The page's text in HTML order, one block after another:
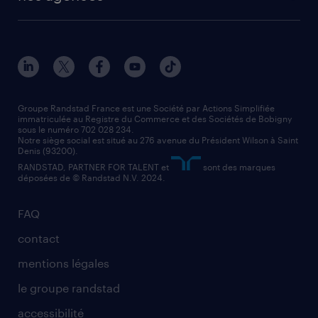
manutentionnaire
assistant administratif
comptable
solutions opérationnelles
contact entreprise
faq intérim / recrutement
nos agences par ville
nos agences par région
nos cabinets de recrutement
FAQ
contact
mentions légales
le groupe randstad
accessibilité
Groupe Randstad France est une Société par Actions Simplifiée
immatriculée au Registre du Commerce et des Sociétés de Bobigny
sous le numéro 702 028 234.
Notre siège social est situé au 276 avenue du Président Wilson à Saint
Denis (93200).
RANDSTAD, PARTNER FOR TALENT et
sont des marques
déposées de © Randstad N.V. 2024.